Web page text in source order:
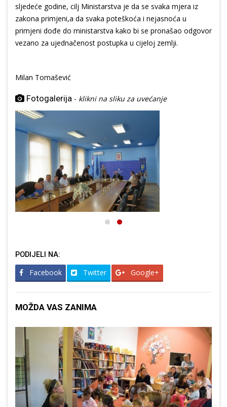
sljedeće godine, cilj Ministarstva je da se svaka mjera iz
zakona primjeni,a da svaka poteškoća i nejasnoća u
primjeni dođe do ministarstva kako bi se pronašao odgovor
vezano za ujednačenost postupka u cijeloj zemlji.
Milan Tomašević
Fotogalerija - klikni na sliku za uvećanje
PODIJELI NA:
Facebook Twitter Google+
MOŽDA VAS ZANIMA